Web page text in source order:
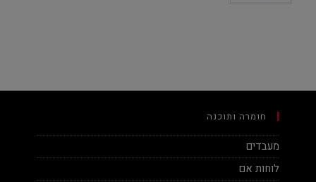
חומרה ותוכנה
מעבדים
לוחות אם